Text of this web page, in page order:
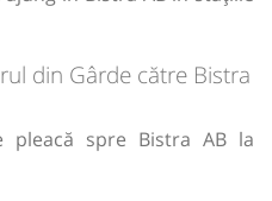
din Gârde către Bistra
pleacă spre Bistra AB la